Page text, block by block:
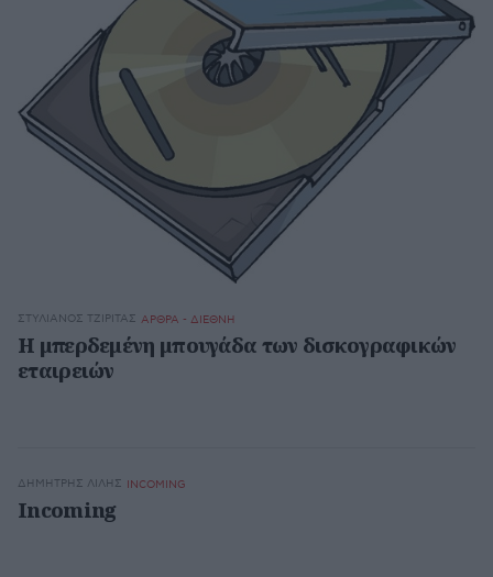
ΣΤΥΛΙΑΝΌΣ ΤΖΙΡΊΤΑΣ ΑΡΘΡΑ - ΔΙΕΘΝΗ
Η μπερδεμένη μπουγάδα των δισκογραφικών
εταιρειών
ΔΗΜΉΤΡΗΣ ΛΙΛΉΣ INCOMING
Incoming